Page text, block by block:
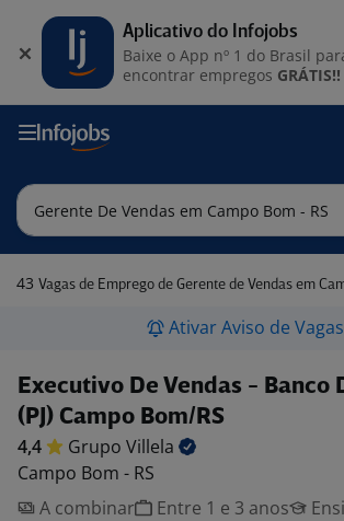
43 Vagas de Emprego de Gerente de Vendas em Campo
Ativar Aviso de Vagas
Executivo De Vendas - Banco
(PJ) Campo Bom/RS
4,4 Grupo Villela
Campo Bom - RS
A combinar
Entre 1 e 3 anos
Aplicativo do Infojobs
Baixe o App nº 1 do Brasil
encontrar empregos GRÁTIS!!